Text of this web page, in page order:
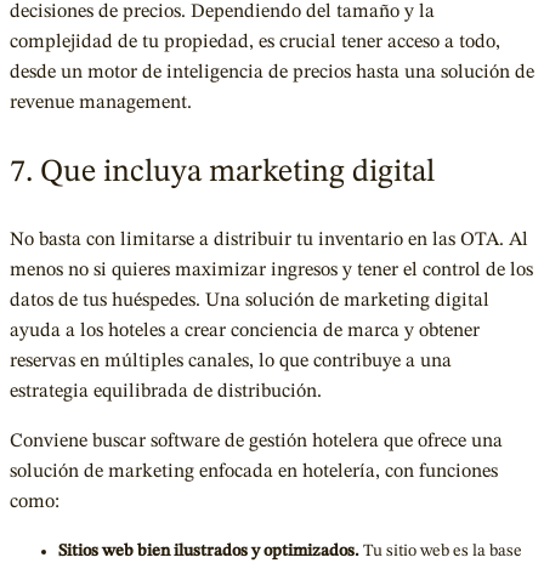
decisiones de precios. Dependiendo del tamaño y la
complejidad de tu propiedad, es crucial tener acceso a todo,
desde un motor de inteligencia de precios hasta una solución de
revenue management.
7. Que incluya marketing digital
No basta con limitarse a distribuir tu inventario en las OTA. Al
menos no si quieres maximizar ingresos y tener el control de los
datos de tus huéspedes. Una solución de marketing digital
ayuda a los hoteles a crear conciencia de marca y obtener
reservas en múltiples canales, lo que contribuye a una
estrategia equilibrada de distribución.
Conviene buscar software de gestión hotelera que ofrece una
solución de marketing enfocada en hotelería, con funciones
como:
Sitios web bien ilustrados y optimizados. Tu sitio web es la base